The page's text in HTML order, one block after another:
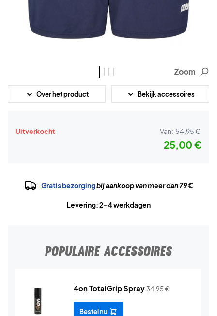
Zoom
Over het product Bekijk accessoires
Uitverkocht Van: 54,95 €
25,00 €
Gratis bezorgingbij aankoop van meer dan 79 €
Levering: 2-4 werkdagen
POPULAIRE ACCESSOIRES
4on TotalGrip Spray 34,95€
Bestel nu